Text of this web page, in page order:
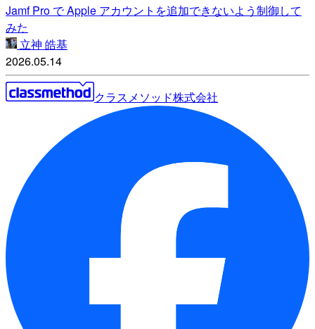
Jamf Pro で Apple アカウントを追加できないよう制御して
みた
立神 皓基
2026.05.14
クラスメソッド株式会社